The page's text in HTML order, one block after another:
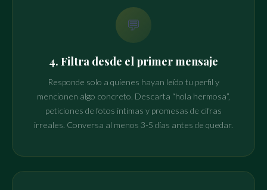
💬
4. Filtra desde el primer mensaje
Responde solo a quienes hayan leído tu perfil y
mencionen algo concreto. Descarta “hola hermosa”,
peticiones de fotos íntimas y promesas de cifras
irreales. Conversa al menos 3-5 días antes de quedar.